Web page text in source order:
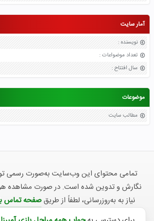
آمار سایت
نویسنده :
تعداد موضواعات :
سال افتتاح :
موضوعات
مطالب سایت
تمامی محتوای این وب‌سایت به‌صورت رسمی
نگارش و تدوین شده است. در صورت مشاهده
نیاز به به‌روزرسانی، لطفاً از طریقصفحه تماس